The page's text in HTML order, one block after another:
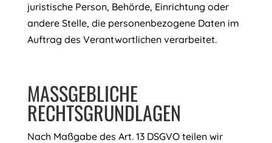
juristische Person, Behörde, Einrichtung oder
andere Stelle, die personenbezogene Daten im
Auftrag des Verantwortlichen verarbeitet.
MASSGEBLICHE R
ECHTSGRUNDLAGEN
Nach Maßgabe des Art. 13 DSGVO teilen wir